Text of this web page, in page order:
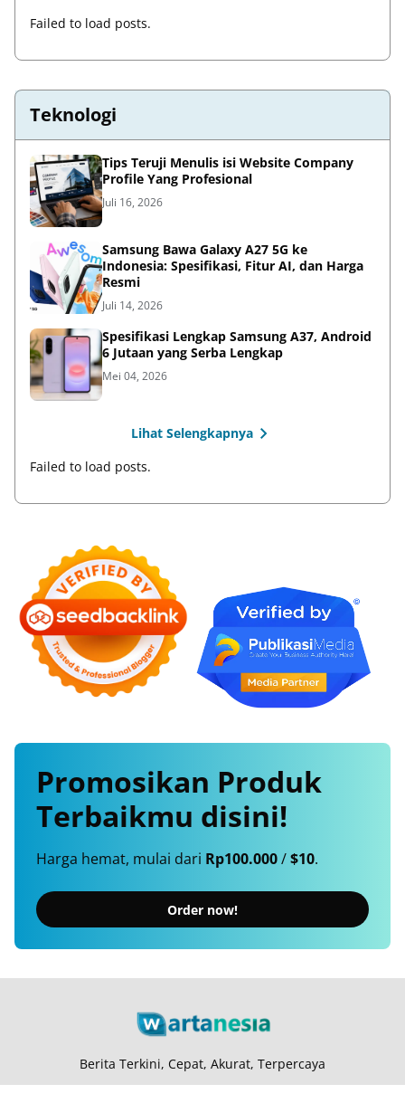
Failed to load posts.
Teknologi
Tips Teruji Menulis isi Website Company
Profile Yang Profesional
Juli 16, 2026
Samsung Bawa Galaxy A27 5G ke
Indonesia: Spesifikasi, Fitur AI, dan Harga
Resmi
Juli 14, 2026
Spesifikasi Lengkap Samsung A37, Android
6 Jutaan yang Serba Lengkap
Mei 04, 2026
Lihat Selengkapnya
Failed to load posts.
Promosikan Produk
Terbaikmu disini!
Harga hemat, mulai dari Rp100.000/$10.
Order now!
Berita Terkini, Cepat, Akurat, Terpercaya